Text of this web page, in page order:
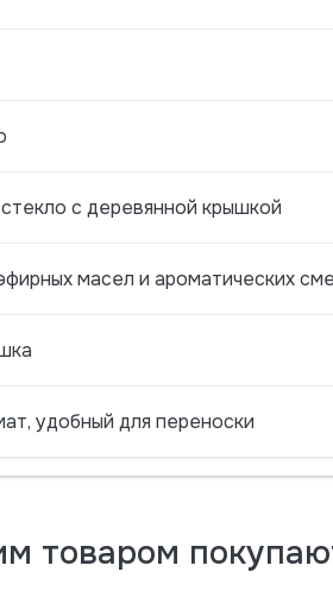
с деревянной крышкой
масел и ароматических
удобный для переноски
товаром